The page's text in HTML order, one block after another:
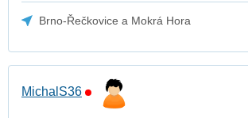
Brno-Řečkovice a Mokrá Hora
MichalS36